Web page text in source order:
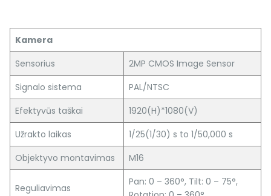
Kamera
Sensorius
2MP CMOS Image Sensor
Signalo sistema
PAL/NTSC
Efektyvūs taškai
1920(H)*1080(V)
Užrakto laikas
1/25(1/30) s to 1/50,000 s
Objektyvo montavimas
M16
Reguliavimas
Pan: 0 – 360°, Tilt: 0 – 75°,